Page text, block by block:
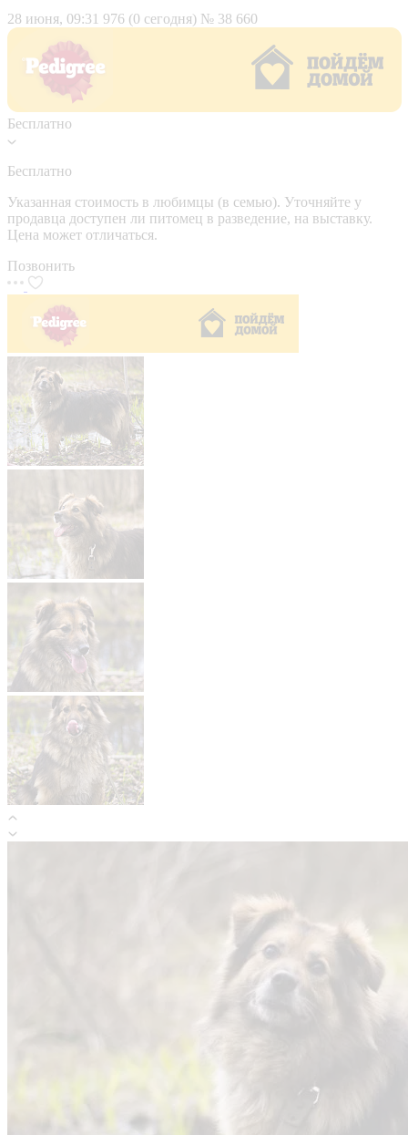
28 июня, 09:31 976 (0 сегодня) № 38 660
Бесплатно
Бесплатно
Указанная стоимость в любимцы (в семью). Уточняйте у
продавца доступен ли питомец в разведение, на выставку.
Цена может отличаться.
Позвонить